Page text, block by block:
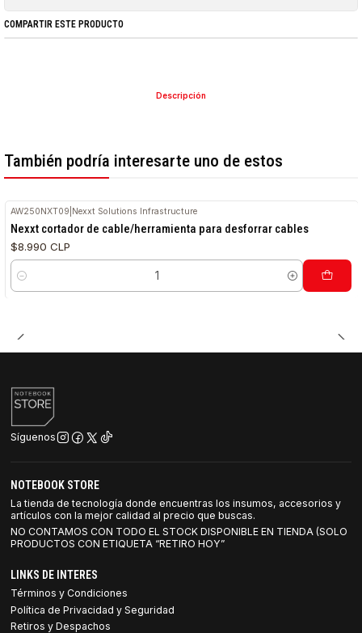
COMPARTIR ESTE PRODUCTO
Descripción
También podría interesarte uno de estos
AW250NXT09 Nexxt Solutions Infrastructure
Nexxt cortador de cable/herramienta para desforrar cables
$8.990 CLP
Cantidad
Síguenos
NOTEBOOK STORE
La tienda de tecnología donde encuentras los insumos, accesorios y
artículos con la mejor calidad al precio que buscas.
NO CONTAMOS CON TODO EL STOCK DISPONIBLE EN TIENDA (SOLO
PRODUCTOS CON ETIQUETA “RETIRO HOY”
LINKS DE INTERES
Términos y Condiciones
Política de Privacidad y Seguridad
Retiros y Despachos